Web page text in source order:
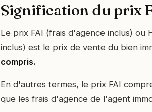
Signification du prix
Le prix FAI (frais d'agence inclus) ou
inclus) est le prix de vente du bien
compris.
En d'autres termes, le prix FAI
que les frais d'agence de l'agent